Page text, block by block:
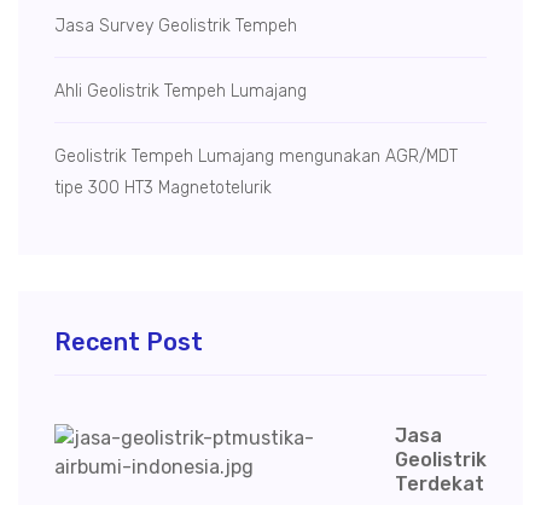
Jasa Survey Geolistrik Tempeh
Ahli Geolistrik Tempeh Lumajang
Geolistrik Tempeh Lumajang mengunakan AGR/MDT
tipe 300 HT3 Magnetotelurik
Recent Post
Jasa
Geolistrik
Terdekat